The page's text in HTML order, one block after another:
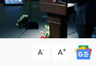
A- A+